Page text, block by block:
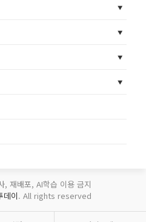
, 재배포, AI학습 이용 금지
데이. All rights reserved